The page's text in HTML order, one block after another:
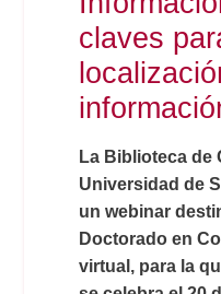
Comunicación
Doble Grado PER/CAV
Publicidad y RR.PP
Doble Grado PER/CAV
#miTFG
Boletines
claves
La Biblioteca de
Universidad de
un webinar
Doctorado en
virtual, para la